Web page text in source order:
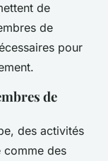
de
de
pour
de
des activités
comme des